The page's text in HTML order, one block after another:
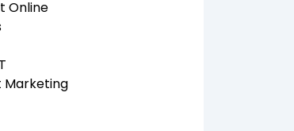
Online
Marketing